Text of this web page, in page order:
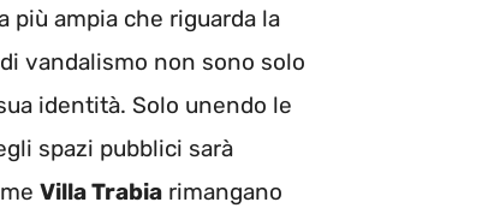
più ampia che riguarda la
vandalismo non sono solo
identità. Solo unendo le
spazi pubblici sarà
Villa Trabia rimangano